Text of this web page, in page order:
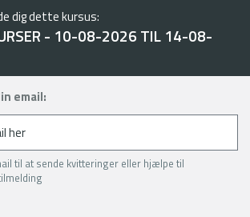
dig dette kursus:
- 10-08-2026 TIL 14-08-
email:
til at sende kvitteringer eller hjælpe til